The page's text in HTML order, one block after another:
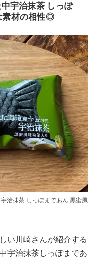
宇治抹茶 しっぽ
素材の相性◎
治抹茶 しっぽまであん 黒蜜風
い川崎さんが紹介する
宇治抹茶しっぽまであ